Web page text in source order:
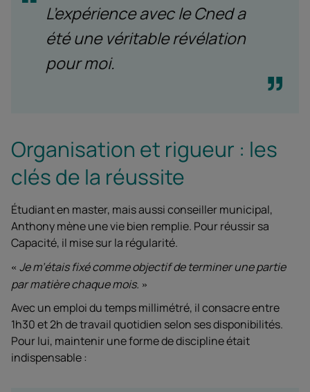
L’expérience avec le Cned a
été une véritable révélation
pour moi.
Organisation et rigueur : les
clés de la réussite
Étudiant en master, mais aussi conseiller municipal,
Anthony mène une vie bien remplie. Pour réussir sa
Capacité, il mise sur la régularité.
Je m’étais fixé comme objectif de terminer une partie
par matière chaque mois.
Avec un emploi du temps millimétré, il consacre entre
1h30 et 2h de travail quotidien selon ses disponibilités.
Pour lui, maintenir une forme de discipline était
indispensable :